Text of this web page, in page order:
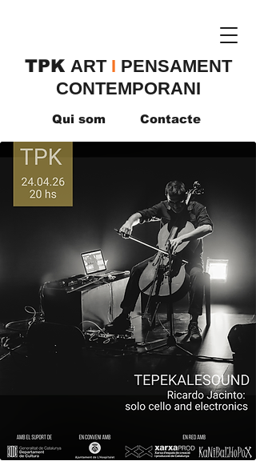
TPK ​ART I PENSAMENT
CONTEMPORANI
Qui som Contacte